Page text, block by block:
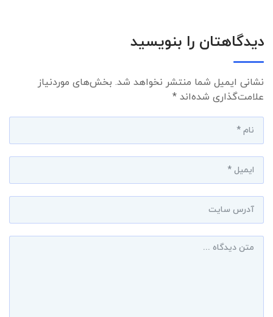
دیدگاهتان را بنویسید
نشانی ایمیل شما منتشر نخواهد شد. بخش‌های موردنیاز
علامت‌گذاری شده‌اند *